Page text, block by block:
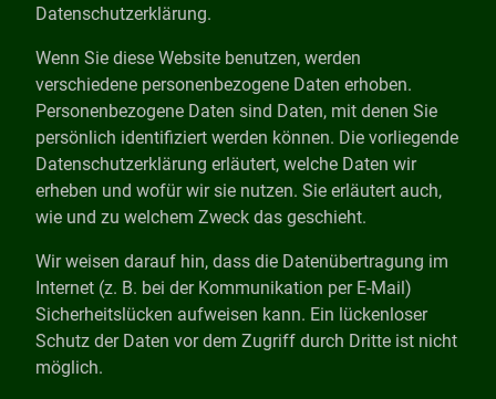
Datenschutzerklärung.
Wenn Sie diese Website benutzen, werden
verschiedene personenbezogene Daten erhoben.
Personenbezogene Daten sind Daten, mit denen Sie
persönlich identifiziert werden können. Die vorliegende
Datenschutzerklärung erläutert, welche Daten wir
erheben und wofür wir sie nutzen. Sie erläutert auch,
wie und zu welchem Zweck das geschieht.
Wir weisen darauf hin, dass die Datenübertragung im
Internet (z. B. bei der Kommunikation per E-Mail)
Sicherheitslücken aufweisen kann. Ein lückenloser
Schutz der Daten vor dem Zugriff durch Dritte ist nicht
möglich.